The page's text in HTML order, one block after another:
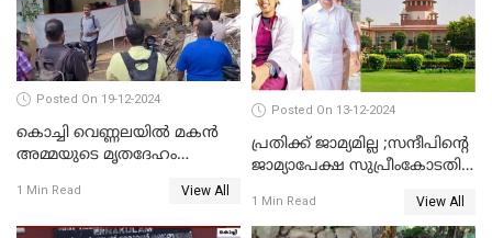
Posted On 19-12-2024
കൊച്ചി വെണ്ണലയില്‍ മകന്‍
അമ്മയുടെ മൃതദേഹം
1 Min Read View All
Posted On 13-12-2024
പ്രതിക്ക് ജാമ്യമില്ല ;സന്ദീപിന്റെ
ജാമ്യാപേക്ഷ സുപ്രീംകോടതി
1 Min Read View All